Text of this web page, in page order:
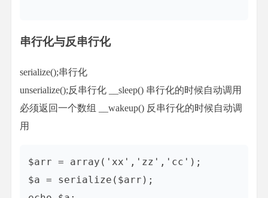
串行化与反串行化
serialize();串行化
unserialize();反串行化 __sleep() 串行化的时候自动调用
必须返回一个数组 __wakeup() 反串行化的时候自动调
用
$arr = array('xx','zz','cc');
$a = serialize($arr);